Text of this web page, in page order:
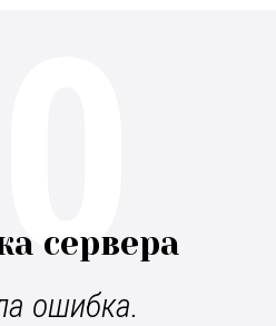
сервера
ошибка.